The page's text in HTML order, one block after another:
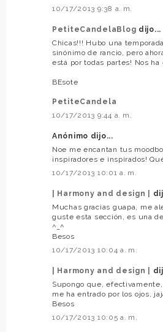
10/17/2013 9:38 a. m.
PetiteCandelaBlog dijo...
Chicas!!! Hubo una
sinónimo de rancio, pero
está por todas partes! Nos ha
BEsote
PetiteCandela
10/17/2013 9:44 a. m.
Anónimo dijo...
Noe me encantan tus
inspiradores e inspirados!
10/17/2013 10:01 a. m.
| Harmony and design |
Muchas gracias guapa, me
guste esta sección, es una
^_^
Besos
10/17/2013 10:04 a. m.
| Harmony and design |
Supongo que,
me ha entrado por los ojos,
Besos
10/17/2013 10:05 a. m.